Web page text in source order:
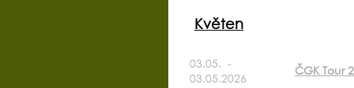
Květen
03.05. -
03.05.2026
ČGK Tour